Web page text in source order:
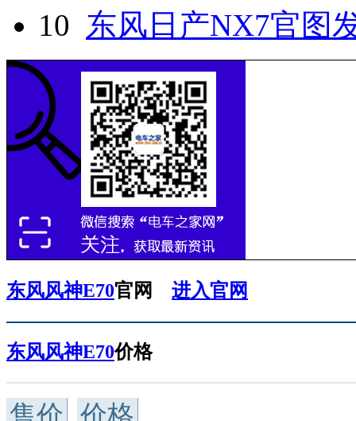
10 东风日产NX7官图
东风风神E70官网 进入官网
东风风神E70价格
售价 价格